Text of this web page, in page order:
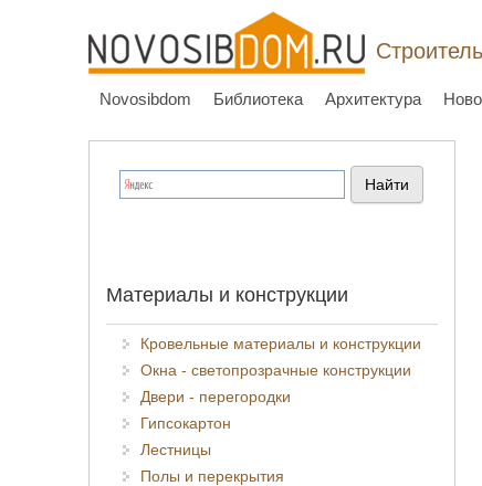
Novosibdom Библиотека Архитектура
Материалы и конструкции
Кровельные материалы и конструкции
Окна - светопрозрачные конструкции
Двери - перегородки
Гипсокартон
Лестницы
Полы и перекрытия